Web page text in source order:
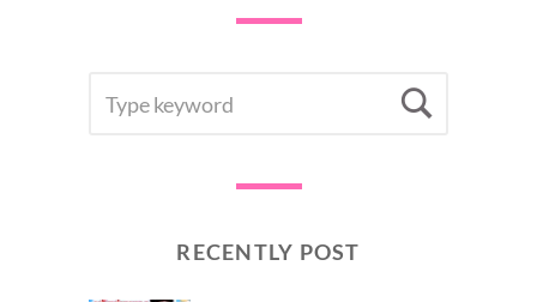
FOR:
RECENTLY POST